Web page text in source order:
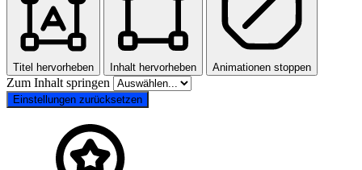
Titel hervorheben Inhalt hervorheben Animationen stoppen
Zum Inhalt springen
Einstellungen zurücksetzen